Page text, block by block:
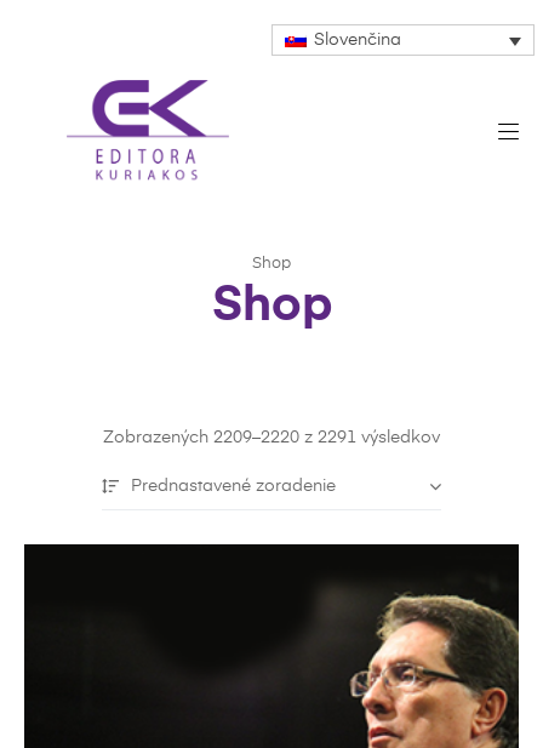
Slovenčina
Shop
Shop
Zobrazených 2209–2220 z 2291 výsledkov
Prednastavené zoradenie